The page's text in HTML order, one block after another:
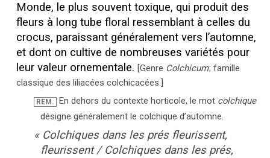
Monde, le plus souvent toxique, qui produit des
fleurs à long tube floral ressemblant à celles du
crocus, paraissant généralement vers l’automne,
et dont on cultive de nombreuses variétés pour
leur valeur ornementale. [Genre Colchicum; famille
classique des liliacées colchicacées.]
REM. En dehors du contexte horticole, le mot colchique
désigne généralement le colchique d’automne.
« Colchiques dans les prés fleurissent,
fleurissent / Colchiques dans les prés,